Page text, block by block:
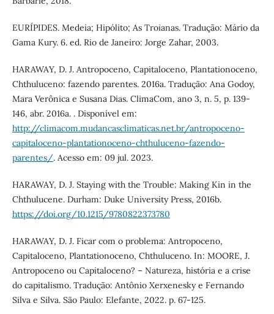
EURÍPIDES. Medeia; Hipólito; As Troianas. Tradução: Mário da
Gama Kury. 6. ed. Rio de Janeiro: Jorge Zahar, 2003.
HARAWAY, D. J. Antropoceno, Capitaloceno, Plantationoceno,
Chthuluceno: fazendo parentes. 2016a. Tradução: Ana Godoy,
Mara Verônica e Susana Dias. ClimaCom, ano 3, n. 5, p. 139-
146, abr. 2016a. . Disponível em:
http://climacom.mudancasclimaticas.net.br/antropoceno-
capitaloceno-plantationoceno-chthuluceno-fazendo-
parentes/. Acesso em: 09 jul. 2023.
HARAWAY, D. J. Staying with the Trouble: Making Kin in the
Chthulucene. Durham: Duke University Press, 2016b.
https://doi.org/10.1215/9780822373780
HARAWAY, D. J. Ficar com o problema: Antropoceno,
Capitaloceno, Plantationoceno, Chthuluceno. In: MOORE, J.
Antropoceno ou Capitaloceno? – Natureza, história e a crise
do capitalismo. Tradução: Antônio Xerxenesky e Fernando
Silva e Silva. São Paulo: Elefante, 2022. p. 67-125.